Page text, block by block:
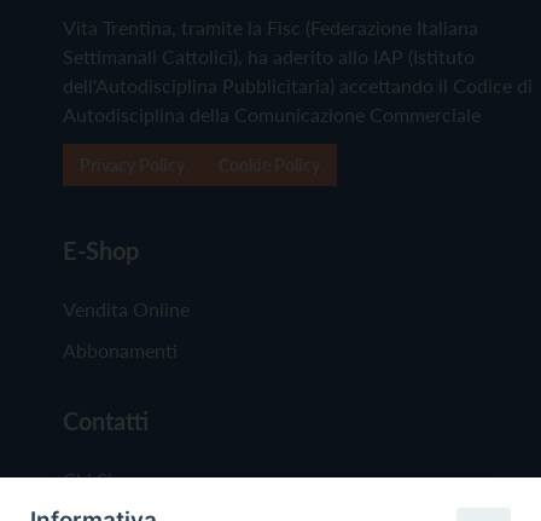
Vita Trentina, tramite la Fisc (Federazione Italiana
Settimanali Cattolici), ha aderito allo IAP (Istituto
dell'Autodisciplina Pubblicitaria) accettando il Codice di
Autodisciplina della Comunicazione Commerciale
E-Shop
Vendita Online
Abbonamenti
Contatti
Chi Siamo